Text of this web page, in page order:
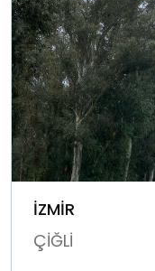
İZMİR
ÇİĞLİ